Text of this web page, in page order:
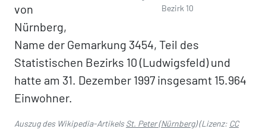
Bezirk 10
von
Nürnberg,
Name der Gemarkung 3454, Teil des
Statistischen Bezirks 10 (Ludwigsfeld) und
hatte am 31. Dezember 1997 insgesamt 15.964
Einwohner.
Auszug des Wikipedia-ArtikelsSt. Peter (Nürnberg)(Lizenz: CC